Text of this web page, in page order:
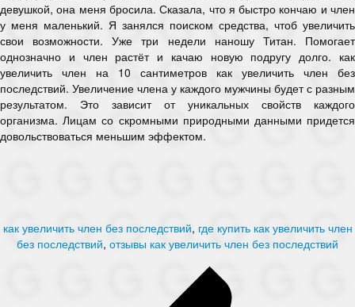
девушкой, она меня бросила. Сказала, что я быстро кончаю и член
у меня маленький. Я занялся поиском средства, чтоб увеличить
свои возможности. Уже три недели наношу Титан. Помогает
однозначно и член растёт и качаю новую подругу долго. как
увеличить член на 10 сантиметров как увеличить член без
последствий. Увеличение члена у каждого мужчины будет с разным
результатом. Это зависит от уникальных свойств каждого
организма. Лицам со скромными природными данными придется
довольствоваться меньшим эффектом.
как увеличить член без последствий, где купить как увеличить член
без последствий, отзывы как увеличить член без последствий